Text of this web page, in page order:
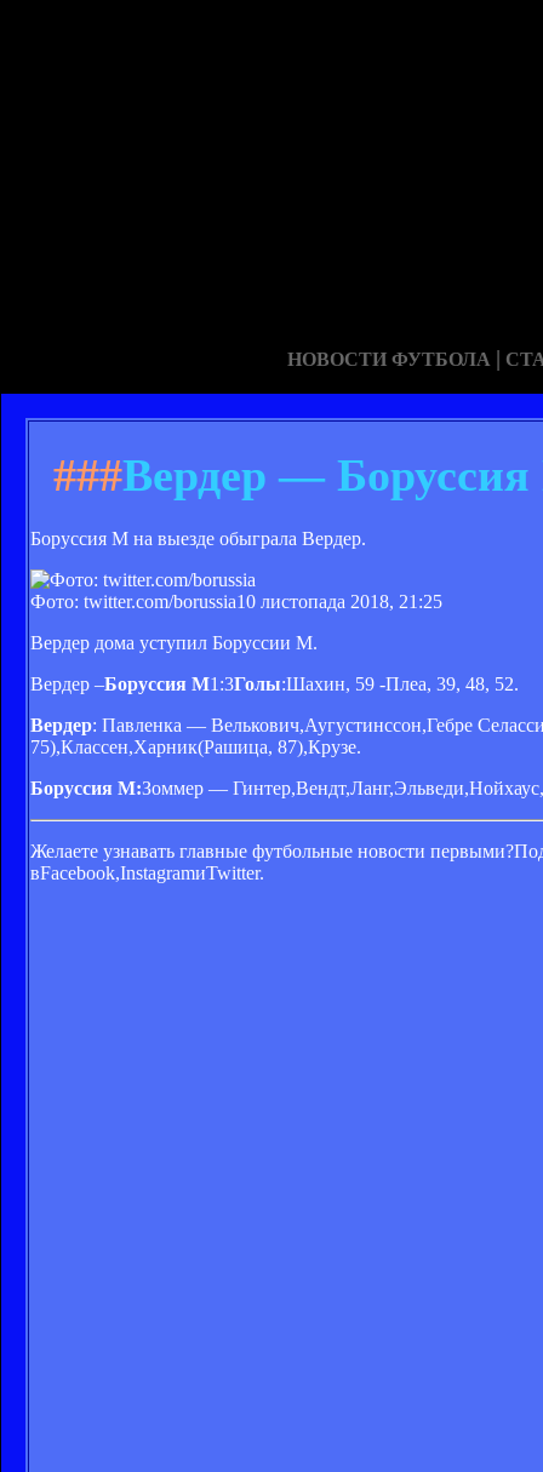
НОВОСТИ ФУТБОЛА |
###Вердер — Боруссия
Боруссия М на выезде обыграла Вердер.
Фото: twitter.com/borussia10 листопада 2018, 21:25
Вердер дома уступил Боруссии М.
Вердер –Боруссия М1:3Голы:Шахин, 59 -Плеа, 39, 48, 52.
Вердер: Павленка — Велькович,Аугустинссон,Гебре
75),Классен,Харник(Рашица, 87),Крузе.
Боруссия М:Зоммер —
Желаете узнавать главные футбольные новости первыми?
вFacebook,InstagramиTwitter.